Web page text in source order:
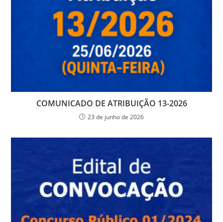
COMUNICADO DE ATRIBUIÇÃO 13-2026
23 de junho de 2026